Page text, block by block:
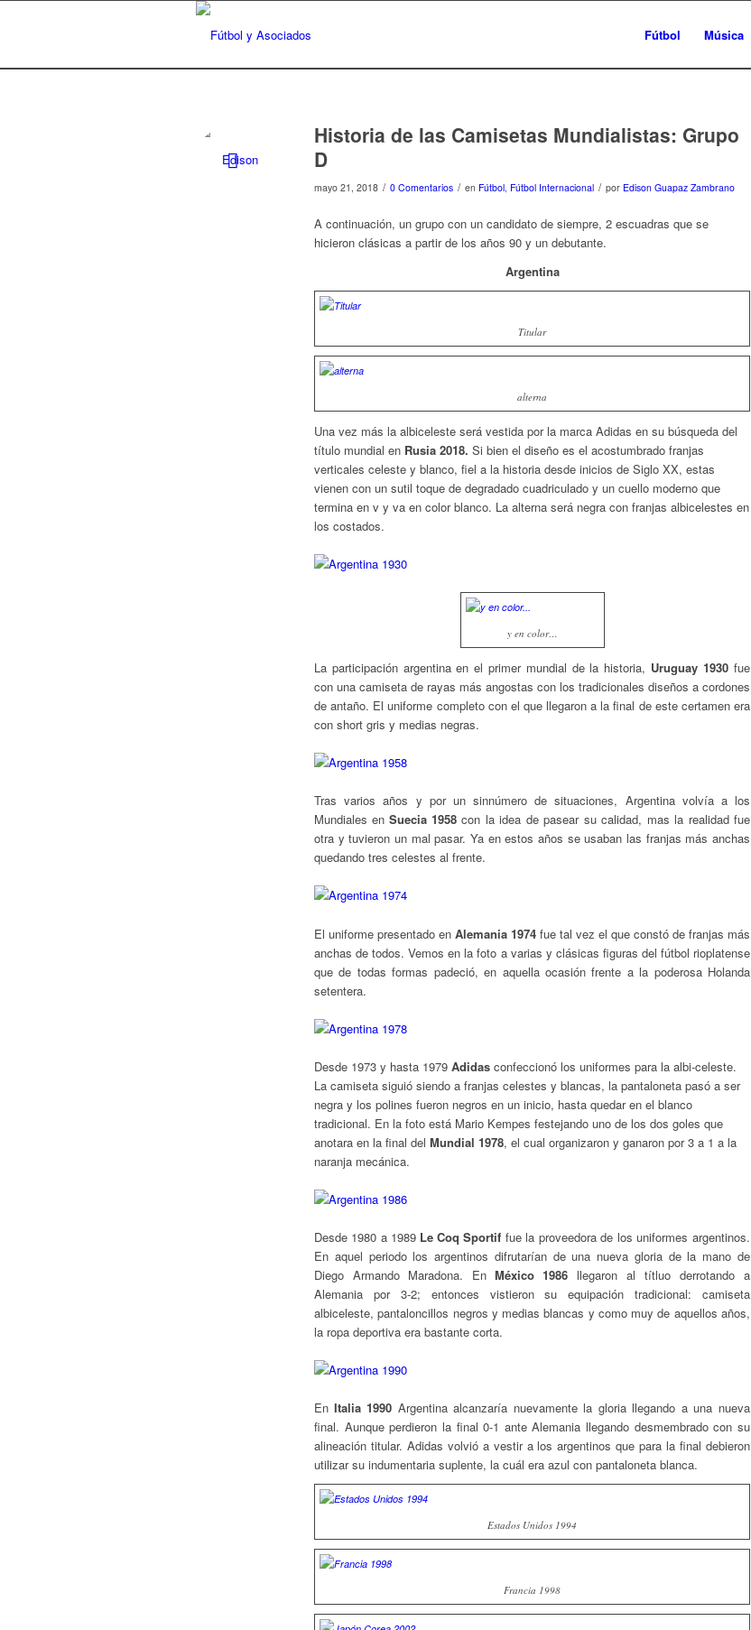
Fútbol Música
Historia de las Camisetas Mundialistas: Grupo
D
mayo 21, 2018 / 0 Comentarios / en Fútbol, Fútbol Internacional / por Edison Guapaz Zambrano
A continuación, un grupo con un candidato de siempre, 2 escuadras que se
hicieron clásicas a partir de los años 90 y un debutante.
Argentina
Titular
alterna
Una vez más la albiceleste será vestida por la marca Adidas en su búsqueda del
título mundial en Rusia 2018. Si bien el diseño es el acostumbrado franjas
verticales celeste y blanco, fiel a la historia desde inicios de Siglo XX, estas
vienen con un sutil toque de degradado cuadriculado y un cuello moderno que
termina en v y va en color blanco. La alterna será negra con franjas albicelestes en
los costados.
y en color…
La participación argentina en el primer mundial de la historia, Uruguay 1930 fue
con una camiseta de rayas más angostas con los tradicionales diseños a cordones
de antaño. El uniforme completo con el que llegaron a la final de este certamen era
con short gris y medias negras.
Tras varios años y por un sinnúmero de situaciones, Argentina volvía a los
Mundiales en Suecia 1958 con la idea de pasear su calidad, mas la realidad fue
otra y tuvieron un mal pasar. Ya en estos años se usaban las franjas más anchas
quedando tres celestes al frente.
El uniforme presentado en Alemania 1974 fue tal vez el que constó de franjas más
anchas de todos. Vemos en la foto a varias y clásicas figuras del fútbol rioplatense
que de todas formas padeció, en aquella ocasión frente a la poderosa Holanda
setentera.
Desde 1973 y hasta 1979 Adidas confeccionó los uniformes para la albi-celeste.
La camiseta siguió siendo a franjas celestes y blancas, la pantaloneta pasó a ser
negra y los polines fueron negros en un inicio, hasta quedar en el blanco
tradicional. En la foto está Mario Kempes festejando uno de los dos goles que
anotara en la final del Mundial 1978, el cual organizaron y ganaron por 3 a 1 a la
naranja mecánica.
Desde 1980 a 1989 Le Coq Sportif fue la proveedora de los uniformes argentinos.
En aquel periodo los argentinos difrutarían de una nueva gloria de la mano de
Diego Armando Maradona. En México 1986 llegaron al títluo derrotando a
Alemania por 3-2; entonces vistieron su equipación tradicional: camiseta
albiceleste, pantaloncillos negros y medias blancas y como muy de aquellos años,
la ropa deportiva era bastante corta.
En Italia 1990 Argentina alcanzaría nuevamente la gloria llegando a una nueva
final. Aunque perdieron la final 0-1 ante Alemania llegando desmembrado con su
alineación titular. Adidas volvió a vestir a los argentinos que para la final debieron
utilizar su indumentaria suplente, la cuál era azul con pantaloneta blanca.
Estados Unidos 1994
Francia 1998